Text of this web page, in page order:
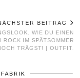
BEITRAG
WIE DU EINEN
ROCK IM SPÄTSOMMER
TRÄGST! | OUTFIT.